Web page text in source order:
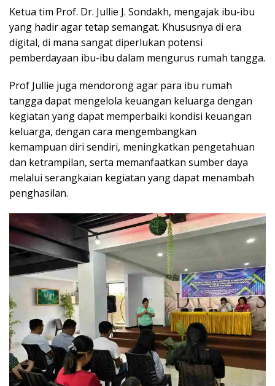
Ketua tim Prof. Dr. Jullie J. Sondakh, mengajak ibu-ibu
yang hadir agar tetap semangat. Khususnya di era
digital, di mana sangat diperlukan potensi
pemberdayaan ibu-ibu dalam mengurus rumah tangga.
Prof Jullie juga mendorong agar para ibu rumah
tangga dapat mengelola keuangan keluarga dengan
kegiatan yang dapat memperbaiki kondisi keuangan
keluarga, dengan cara mengembangkan
kemampuan diri sendiri, meningkatkan pengetahuan
dan ketrampilan, serta memanfaatkan sumber daya
melalui serangkaian kegiatan yang dapat menambah
penghasilan.